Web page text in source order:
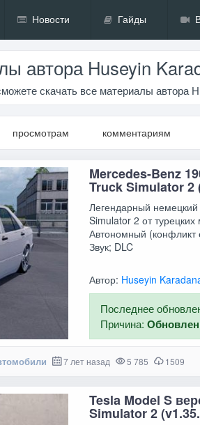
Новости Гайды
автора Huseyin
скачать все материалы автора
просмотрам комментариям
Mercedes-Benz
Truck Simulator 2
Легендарный
Simulator 2 от
Автономный (конфликт
Звук; DLC
Автор: Huseyin
Последнее
Причина:
7 лет назад 5 785 1509
Tesla Model S
Simulator 2